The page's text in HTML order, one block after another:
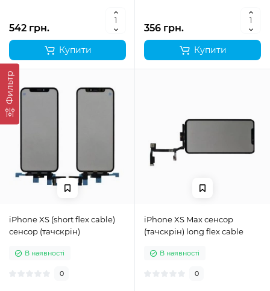
Фильтр
542 грн.
Купити
356 грн.
Купити
iPhone XS (short flex cable)
сенсор (тачскрін)
В наявності
0
iPhone XS Max сенсор
(тачскрін) long flex cable
В наявності
0